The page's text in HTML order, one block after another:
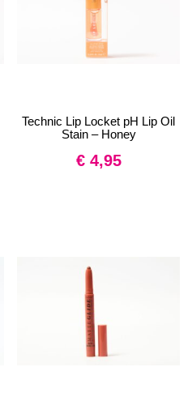
Technic Lip Locket pH Lip Oil
Stain – Honey
€4,95